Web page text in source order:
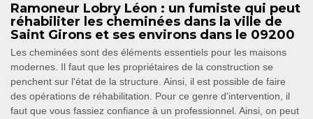
Ramoneur Lobry Léon : un fumiste qui peut
réhabiliter les cheminées dans la ville de
Saint Girons et ses environs dans le 09200
Les cheminées sont des éléments essentiels pour les maisons
modernes. Il faut que les propriétaires de la construction se
penchent sur l'état de la structure. Ainsi, il est possible de faire
des opérations de réhabilitation. Pour ce genre d'intervention, il
faut que vous fassiez confiance à un professionnel. Ainsi, on peut